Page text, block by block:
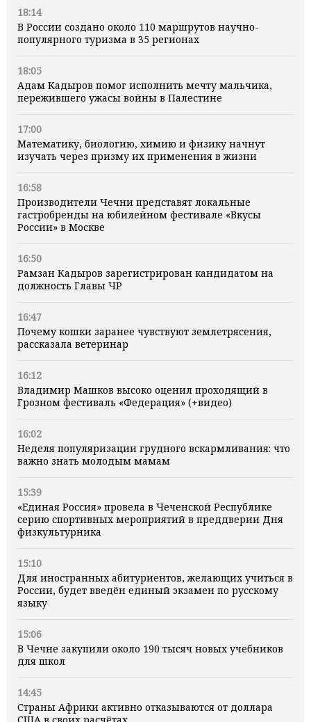
18:14
В России создано около 110 маршрутов научно-
популярного туризма в 35 регионах
18:05
Адам Кадыров помог исполнить мечту мальчика,
пережившего ужасы войны в Палестине
17:00
Математику, биологию, химию и физику начнут
изучать через призму их применения в жизни
16:58
Производители Чечни представят локальные
гастробренды на юбилейном фестивале «Вкусы
России» в Москве
16:50
Рамзан Кадыров зарегистрирован кандидатом на
должность Главы ЧР
16:47
Почему кошки заранее чувствуют землетрясения,
рассказала ветеринар
16:12
Владимир Машков высоко оценил проходящий в
Грозном фестиваль «Федерация» (+видео)
16:02
Неделя популяризации грудного вскармливания: что
важно знать молодым мамам
15:39
«Единая Россия» провела в Чеченской Республике
серию спортивных мероприятий в преддверии Дня
физкультурника
15:10
Для иностранных абитуриентов, желающих учиться в
России, будет введён единый экзамен по русскому
языку
15:06
В Чечне закупили около 190 тысяч новых учебников
для школ
14:45
Страны Африки активно отказываются от доллара